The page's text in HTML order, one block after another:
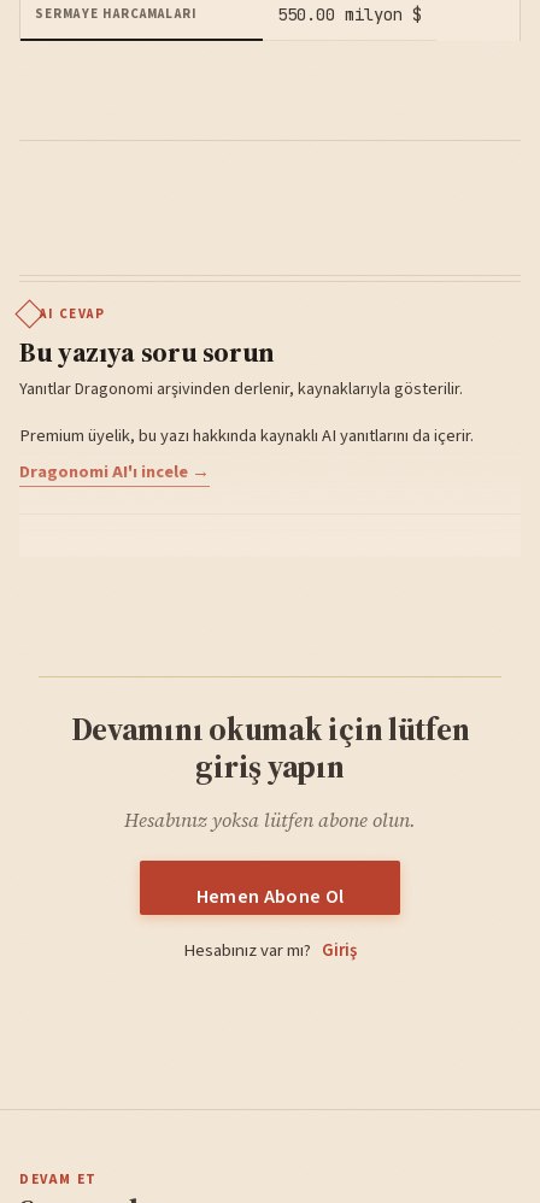
SERMAYE HARCAMALARI 550.00 milyon $
AI CEVAP
Bu yazıya soru sorun
Yanıtlar Dragonomi arşivinden derlenir, kaynaklarıyla gösterilir.
Premium üyelik, bu yazı hakkında kaynaklı AI yanıtlarını da içerir.
Dragonomi AI'ı incele →
Devamını okumak için lütfen
giriş yapın
Hesabınız yoksa lütfen abone olun.
Hemen Abone Ol
Hesabınız var mı? Giriş
DEVAM ET